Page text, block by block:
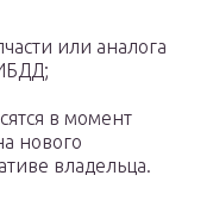
или аналога
в момент
нового
владельца.